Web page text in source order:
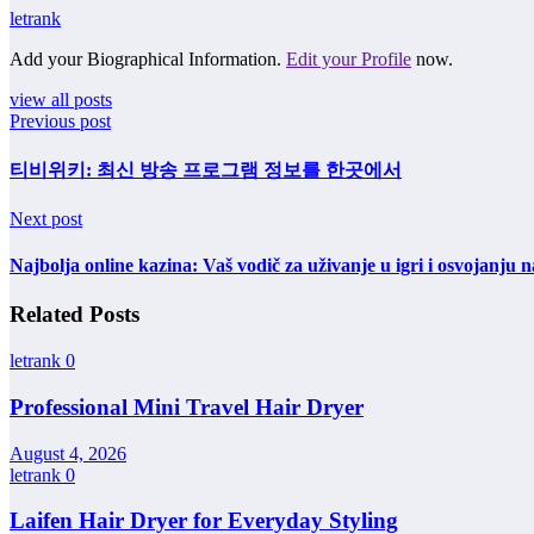
letrank
Add your Biographical Information. Edit your Profile now.
view all posts
Previous post
티비위키: 최신 방송 프로그램 정보를 한곳에서
Next post
Najbolja online kazina: Vaš vodič za uživanje u igri i osvojanju
Related Posts
letrank 0
Professional Mini Travel Hair Dryer
August 4, 2026
letrank 0
Laifen Hair Dryer for Everyday Styling